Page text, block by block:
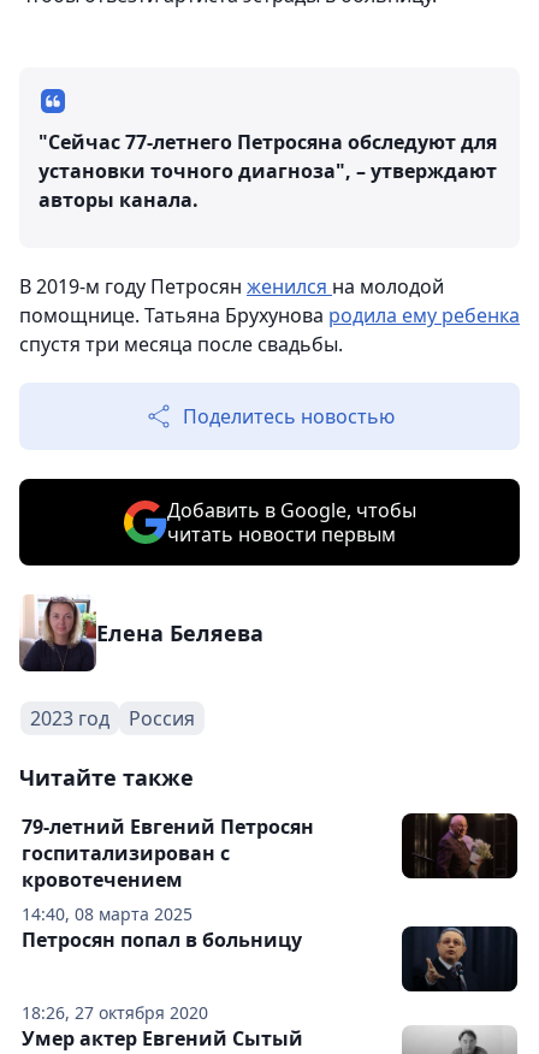
"Сейчас 77-летнего Петросяна обследуют для
установки точного диагноза", – утверждают
авторы канала.
В 2019-м году Петросян женился на молодой
помощнице. Татьяна Брухунова родила ему ребенка
спустя три месяца после свадьбы.
Поделитесь новостью
Добавить в Google, чтобы
читать новости первым
Елена Беляева
2023 год Россия
Читайте также
14:40, 08 марта 2025
79-летний Евгений Петросян
госпитализирован с
кровотечением
18:26, 27 октября 2020
Петросян попал в больницу
Умер актер Евгений Сытый